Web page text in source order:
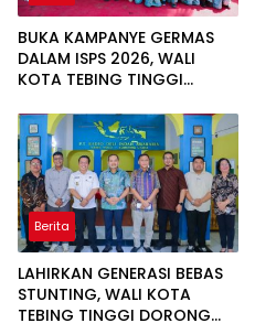
BUKA KAMPANYE GERMAS
DALAM ISPS 2026, WALI
KOTA TEBING TINGGI
STUNTING
Berita
LAHIRKAN GENERASI BEBAS
STUNTING, WALI KOTA
TEBING TINGGI DORONG